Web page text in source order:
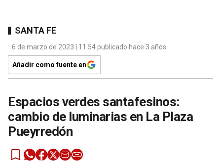
SANTA FE
6 de marzo de 2023 | 11:54 publicado hace 3 años
Añadir como fuente en
Espacios verdes santafesinos:
cambio de luminarias en La Plaza
Pueyrredón